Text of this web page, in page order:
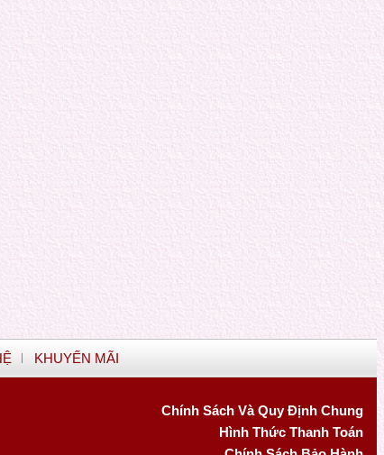
KHUYẾN MÃI
Chính Sách Và Quy Định Chung
Hình Thức Thanh Toán